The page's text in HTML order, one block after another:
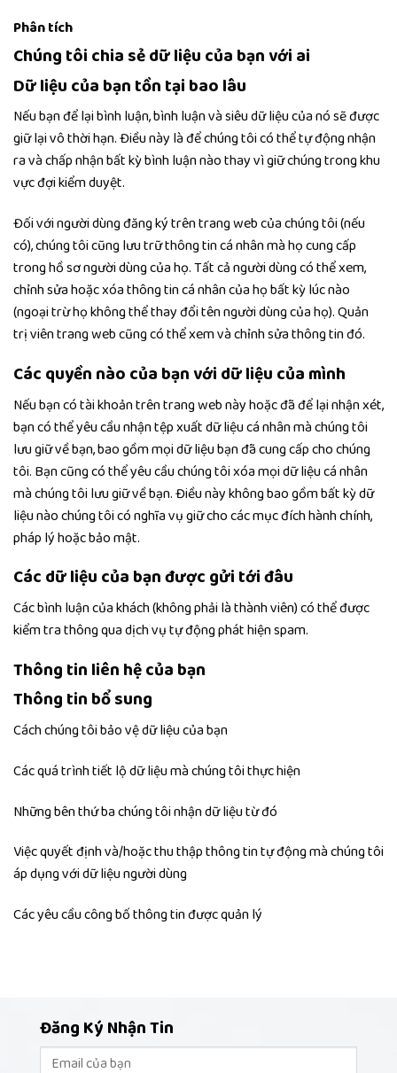
Phân tích
Chúng tôi chia sẻ dữ liệu của bạn với ai
Dữ liệu của bạn tồn tại bao lâu
Nếu bạn để lại bình luận, bình luận và siêu dữ liệu của nó sẽ được
giữ lại vô thời hạn. Điều này là để chúng tôi có thể tự động nhận
ra và chấp nhận bất kỳ bình luận nào thay vì giữ chúng trong khu
vực đợi kiểm duyệt.
Đối với người dùng đăng ký trên trang web của chúng tôi (nếu
có), chúng tôi cũng lưu trữ thông tin cá nhân mà họ cung cấp
trong hồ sơ người dùng của họ. Tất cả người dùng có thể xem,
chỉnh sửa hoặc xóa thông tin cá nhân của họ bất kỳ lúc nào
(ngoại trừ họ không thể thay đổi tên người dùng của họ). Quản
trị viên trang web cũng có thể xem và chỉnh sửa thông tin đó.
Các quyền nào của bạn với dữ liệu của mình
Nếu bạn có tài khoản trên trang web này hoặc đã để lại nhận xét,
bạn có thể yêu cầu nhận tệp xuất dữ liệu cá nhân mà chúng tôi
lưu giữ về bạn, bao gồm mọi dữ liệu bạn đã cung cấp cho chúng
tôi. Bạn cũng có thể yêu cầu chúng tôi xóa mọi dữ liệu cá nhân
mà chúng tôi lưu giữ về bạn. Điều này không bao gồm bất kỳ dữ
liệu nào chúng tôi có nghĩa vụ giữ cho các mục đích hành chính,
pháp lý hoặc bảo mật.
Các dữ liệu của bạn được gửi tới đâu
Các bình luận của khách (không phải là thành viên) có thể được
kiểm tra thông qua dịch vụ tự động phát hiện spam.
Thông tin liên hệ của bạn
Thông tin bổ sung
Cách chúng tôi bảo vệ dữ liệu của bạn
Các quá trình tiết lộ dữ liệu mà chúng tôi thực hiện
Những bên thứ ba chúng tôi nhận dữ liệu từ đó
Việc quyết định và/hoặc thu thập thông tin tự động mà chúng tôi
áp dụng với dữ liệu người dùng
Các yêu cầu công bố thông tin được quản lý
Đăng Ký Nhận Tin